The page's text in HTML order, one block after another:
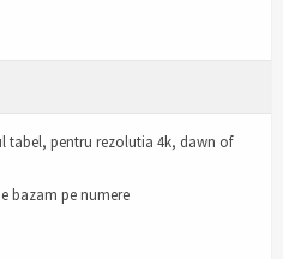
tabel, pentru rezolutia 4k, dawn of
bazam pe numere